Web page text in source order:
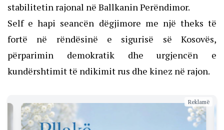
stabilitetin rajonal në Ballkanin Perëndimor.
Self e hapi seancën dëgjimore me një theks të
fortë në rëndësinë e sigurisë së Kosovës,
përparimin demokratik dhe urgjencën e
kundërshtimit të ndikimit rus dhe kinez në rajon.
Reklamë